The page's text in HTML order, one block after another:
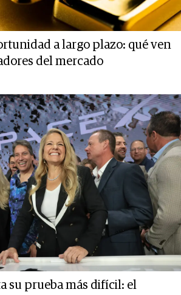
a largo plazo: qué ven
del mercado
su prueba más difícil: el